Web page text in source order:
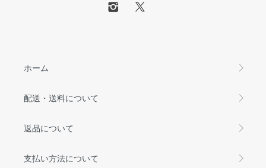
ホーム
配送・送料について
返品について
支払い方法について